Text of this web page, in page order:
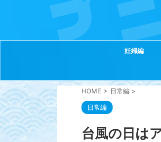
妊婦編
HOME > 日常編 >
日常編
台風の日は